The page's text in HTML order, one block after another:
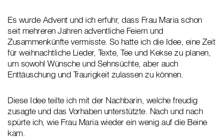
Es wurde Advent und ich erfuhr, dass Frau Maria schon
seit mehreren Jahren adventliche Feiern und
Zusammenkünfte vermisste. So hatte ich die Idee, eine Zeit
für weihnachtliche Lieder, Texte, Tee und Kekse zu planen,
um sowohl Wünsche und Sehnsüchte, aber auch
Enttäuschung und Traurigkeit zulassen zu können.
Diese Idee teilte ich mit der Nachbarin, welche freudig
zusagte und das Vorhaben unterstützte. Nach und nach
spürte ich, wie Frau Maria wieder ein wenig auf die Beine
kam.